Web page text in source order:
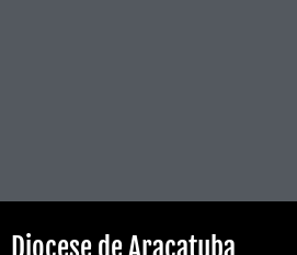
Diocese de Araçatuba